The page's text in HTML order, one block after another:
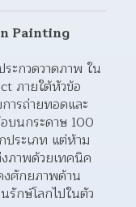
Painting
ะกวดวาดภาพ ใน
ภายใต้หัวข้อ
ารถ่ายทอดและ
บนกระดาษ 100
ระเภท แต่ห้าม
ภาพด้วยเทคนิค
ศักยภาพด้าน
รักษ์โลกไปในตัว